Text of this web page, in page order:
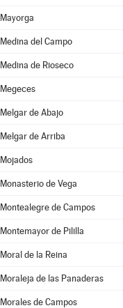
Mayorga
Medina del Campo
Medina de Rioseco
Megeces
Melgar de Abajo
Melgar de Arriba
Mojados
Monasterio de Vega
Montealegre de Campos
Montemayor de Pililla
Moral de la Reina
Moraleja de las Panaderas
Morales de Campos